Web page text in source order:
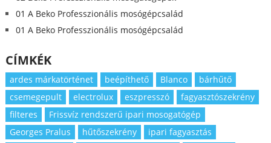
01 A Beko Professzionális mosógépcsalád
01 A Beko Professzionális mosógépcsalád
CÍMKÉK
ardes márkatörténet beépíthető Blanco
bárhűtő
csemegepult
electrolux eszpresszó
fagyasztószekrény
filteres
Frissvíz rendszerű ipari mosogatógép
Georges Pralus
hűtőszekrény
ipari fagyasztás